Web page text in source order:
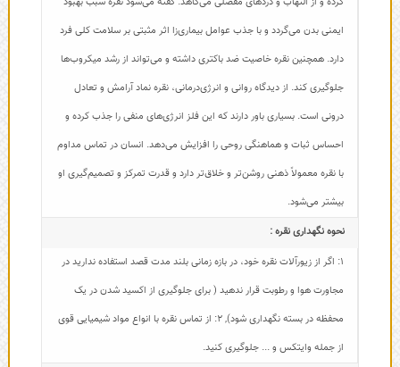
ایمنی بدن می‌گردد و با جذب عوامل بیماری‌زا اثر مثبتی بر سلامت کلی فرد
دارد. همچنین نقره خاصیت ضد باکتری داشته و می‌تواند از رشد میکروب‌ها
جلوگیری کند. از دیدگاه روانی و انرژی‌درمانی، نقره نماد آرامش و تعادل
درونی است. بسیاری باور دارند که این فلز انرژی‌های منفی را جذب کرده و
احساس ثبات و هماهنگی روحی را افزایش می‌دهد. انسان در تماس مداوم
با نقره معمولاً ذهنی روشن‌تر و خلاق‌تر دارد و قدرت تمرکز و تصمیم‌گیری او
بیشتر می‌شود.
نحوه نگهداری نقره :
1: اگر از زیورآلات نقره خود، در بازه زمانی بلند مدت قصد استفاده ندارید در
مجاورت هوا و رطوبت قرار ندهید ( برای جلوگیری از اکسید شدن در یک
محفظه در بسته نگهداری شود), 2: از تماس نقره با انواع مواد شیمیایی قوی
از جمله وایتکس و ... جلوگیری کنید.